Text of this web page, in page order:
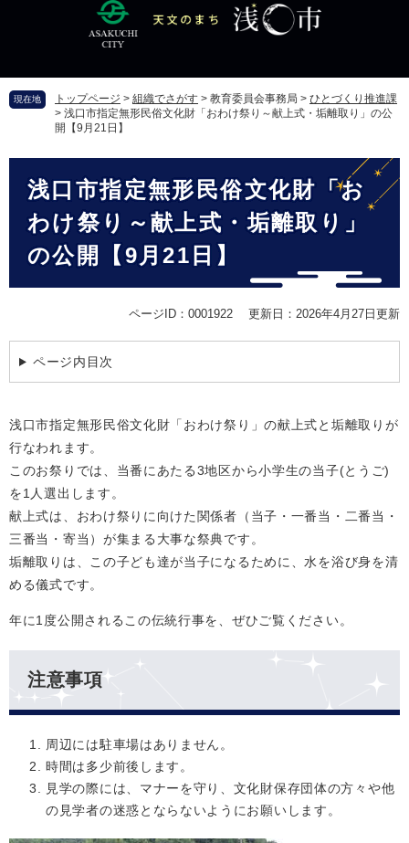
頭
。
飛
て
現在地 トップページ > 組織でさがす > 教育委員会事務局 > ひとづくり推進課
> 浅口市指定無形民俗文化財「おわけ祭り～献上式・垢離取り」の公
開【9月21日】
浅口市指定無形民俗文化財「お
わけ祭り～献上式・垢離取り」
の公開【9月21日】
ページID：0001922 更新日：2026年4月27日更新
ページ内目次
浅口市指定無形民俗文化財「おわけ祭り」の献上式と垢離取りが
行なわれます。
このお祭りでは、当番にあたる3地区から小学生の当子(とうご)
を1人選出します。
献上式は、おわけ祭りに向けた関係者（当子・一番当・二番当・
三番当・寄当）が集まる大事な祭典です。
垢離取りは、この子ども達が当子になるために、水を浴び身を清
める儀式です。
年に1度公開されるこの伝統行事を、ぜひご覧ください。
注意事項
周辺には駐車場はありません。
時間は多少前後します。
見学の際には、マナーを守り、文化財保存団体の方々や他
の見学者の迷惑とならないようにお願いします。